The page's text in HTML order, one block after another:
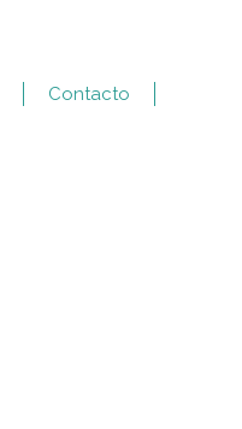
Contacto